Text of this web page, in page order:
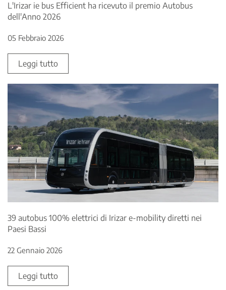
L'Irizar ie bus Efficient ha ricevuto il premio Autobus
dell'Anno 2026
05 Febbraio 2026
Leggi tutto
39 autobus 100% elettrici di Irizar e-mobility diretti nei
Paesi Bassi
22 Gennaio 2026
Leggi tutto